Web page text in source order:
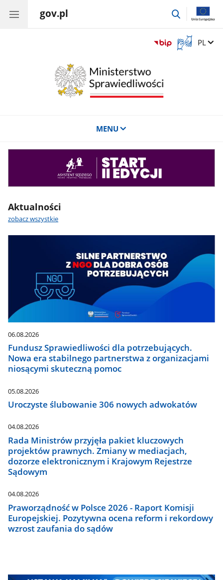
gov.pl
przejdź
Otwórz
okno
Zmień
PL
MENU
Aktualności
zobacz wszystkie
06.08.2026
Fundusz Sprawiedliwości dla potrzebujących.
Nowa era stabilnego partnerstwa z organizacjami
niosącymi skuteczną pomoc
05.08.2026
Uroczyste ślubowanie 306 nowych adwokatów
04.08.2026
Rada Ministrów przyjęła pakiet kluczowych
projektów prawnych. Zmiany w mediacjach,
dozorze elektronicznym i Krajowym Rejestrze
Sądowym
04.08.2026
Praworządność w Polsce 2026 - Raport Komisji
Europejskiej. Pozytywna ocena reform i rekordowy
wzrost zaufania do sądów